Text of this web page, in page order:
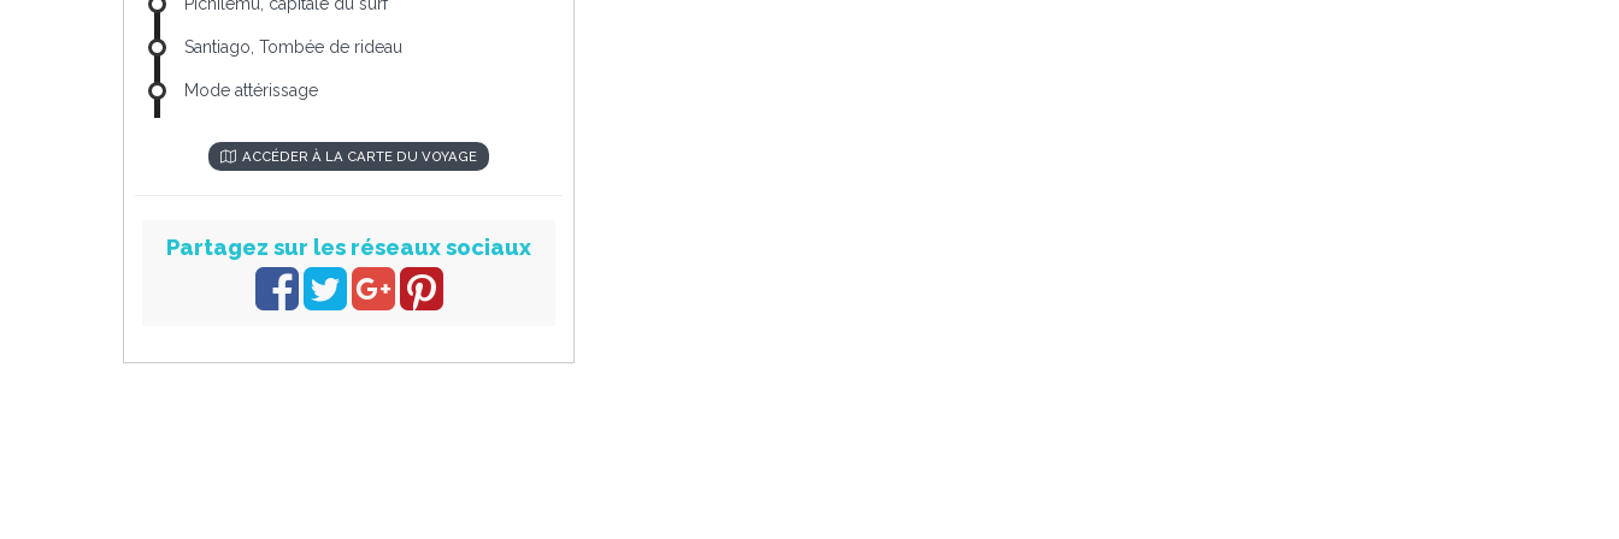
Santiago, Tombée de rideau
Mode attérissage
ACCÉDER À LA CARTE DU VOYAGE
Partagez sur les réseaux sociaux